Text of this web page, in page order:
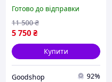
буріння отворів під
паркани, стовпи та
фундамент
Готово до відправки
5 750₴
11 500 ₴
Купити
Goodshop 92%